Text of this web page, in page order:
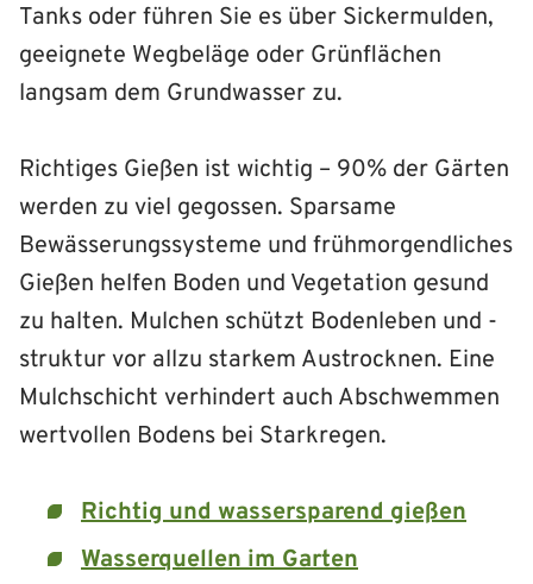
Tanks oder führen Sie es über Sickermulden,
geeignete Wegbeläge oder Grünflächen
langsam dem Grundwasser zu.
Richtiges Gießen ist wichtig – 90% der Gärten
werden zu viel gegossen. Sparsame
Bewässerungssysteme und frühmorgendliches
Gießen helfen Boden und Vegetation gesund
zu halten. Mulchen schützt Bodenleben und -
struktur vor allzu starkem Austrocknen. Eine
Mulchschicht verhindert auch Abschwemmen
wertvollen Bodens bei Starkregen.
Richtig und wassersparend gießen
Wasserquellen im Garten